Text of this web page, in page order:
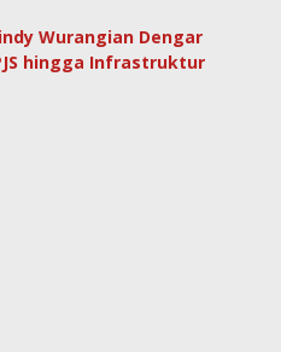
Wurangian Dengar
hingga Infrastruktur